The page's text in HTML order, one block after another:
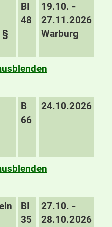
§
BI
48
19.10. -
27.11.2026
Warburg
B
66
24.10.2026
BI
35
27.10. -
28.10.2026